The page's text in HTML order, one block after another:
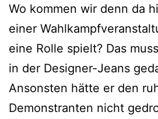
Wo kommen wir denn da
einer
eine Rolle spielt? Das
in der Designer-Jeans
Ansonsten hätte er den
Demonstranten nicht